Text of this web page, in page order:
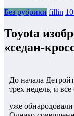
Без рубрики fillin
Toyota
«седан-
До начала
трех недель, и
уже